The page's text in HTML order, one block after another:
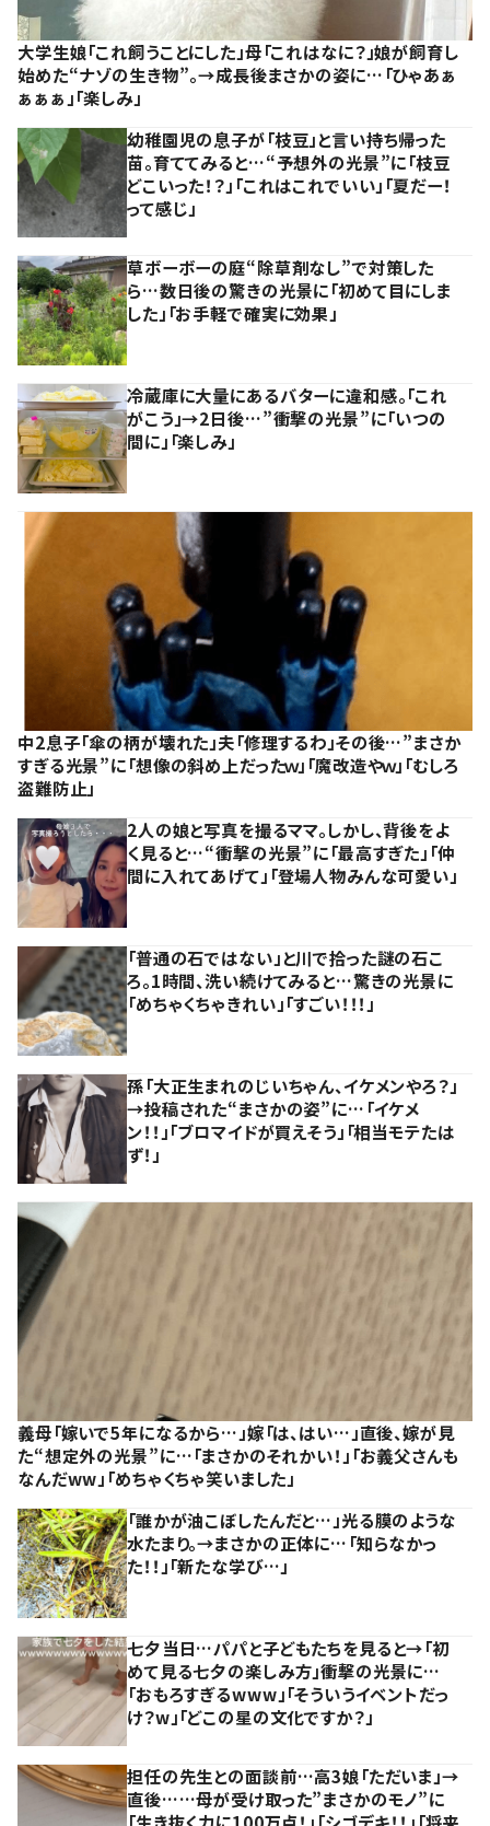
大学生娘「これ飼うことにした」母「これはなに？」娘が飼育し
始めた“ナゾの生き物”。→成長後まさかの姿に…「ひゃあぁ
ぁぁぁ」「楽しみ」
幼稚園児の息子が「枝豆」と言い持ち帰った
苗。育ててみると…“予想外の光景”に「枝豆
どこいった！？」「これはこれでいい」「夏だー！
って感じ」
草ボーボーの庭“除草剤なし”で対策した
ら…数日後の驚きの光景に「初めて目にしま
した」「お手軽で確実に効果」
冷蔵庫に大量にあるバターに違和感。「これ
がこう」→2日後…”衝撃の光景”に「いつの
間に」「楽しみ」
中2息子「傘の柄が壊れた」夫「修理するわ」その後…”まさか
すぎる光景”に「想像の斜め上だったｗ」「魔改造やｗ」「むしろ
盗難防止」
2人の娘と写真を撮るママ。しかし、背後をよ
く見ると…“衝撃の光景”に「最高すぎた」「仲
間に入れてあげて」「登場人物みんな可愛い」
「普通の石ではない」と川で拾った謎の石こ
ろ。1時間、洗い続けてみると…驚きの光景に
「めちゃくちゃきれい」「すごい！！！」
孫「大正生まれのじいちゃん、イケメンやろ？」
→投稿された“まさかの姿”に…「イケメ
ン！！」「ブロマイドが買えそう」「相当モテたは
ず！」
義母「嫁いで5年になるから…」嫁「は、はい…」直後、嫁が見
た“想定外の光景”に…「まさかのそれかい！」「お義父さんも
なんだww」「めちゃくちゃ笑いました」
「誰かが油こぼしたんだと…」光る膜のような
水たまり。→まさかの正体に…「知らなかっ
た！！」「新たな学び…」
七夕当日…パパと子どもたちを見ると→「初
めて見る七夕の楽しみ方」衝撃の光景に…
「おもろすぎるwww」「そういうイベントだっ
け？w」「どこの星の文化ですか？」
担任の先生との面談前…高3娘「ただいま」→
直後……母が受け取った”まさかのモノ”に